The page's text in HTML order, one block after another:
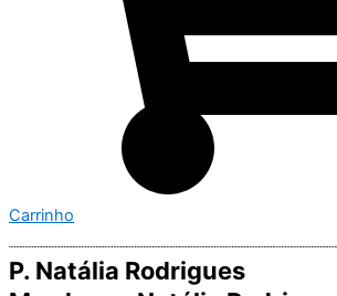
Carrinho
P. Natália Rodrigues